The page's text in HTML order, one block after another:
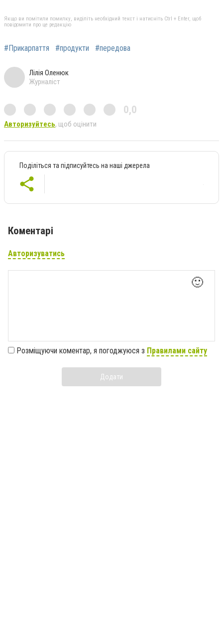
Якщо ви помітили помилку, виділіть необхідний текст і натисніть Ctrl + Enter, щоб
повідомити про це редакцію
#Прикарпаття #продукти #передова
Лілія Оленюк
Журналіст
0,0
Авторизуйтесь, щоб оцінити
Поділіться та підписуйтесь на наші джерела
Коментарі
Авторизуватись
🙂
Розміщуючи коментар, я погоджуюся з Правилами сайту
Додати